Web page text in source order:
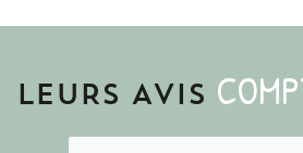
LEURS AVIS